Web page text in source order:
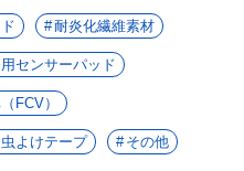
耐炎化繊維素材
センサーパッド
FCV）
虫よけテープ その他